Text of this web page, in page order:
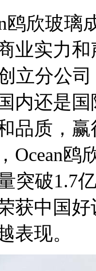
鸥欣玻
业实力
立分公
内还是
品质，
Ocean鸥
突破1.7
获中国
表现。